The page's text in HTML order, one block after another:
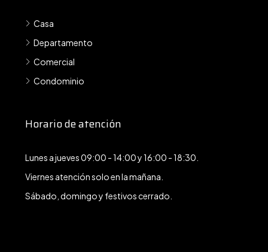
Casa
Departamento
Comercial
Condominio
Horario de atención
Lunes a jueves 09:00 - 14:00 y 16:00 - 18:30.
Viernes atención solo en la mañana.
Sábado, domingo y festivos cerrado.